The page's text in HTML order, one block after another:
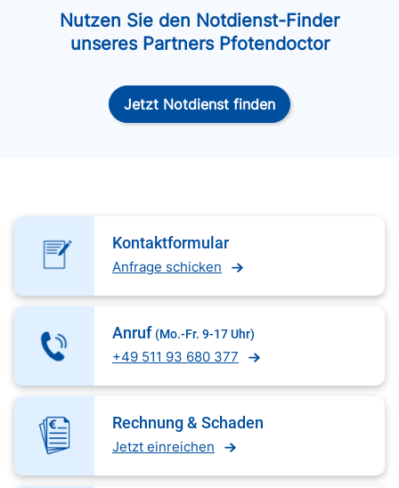
Nutzen Sie den Notdienst-Finder
unseres Partners Pfotendoctor
Jetzt Notdienst finden
Kontaktformular
Anfrage schicken
Anruf (Mo.-Fr. 9-17 Uhr)
+49 511 93 680 377
Rechnung & Schaden
Jetzt einreichen